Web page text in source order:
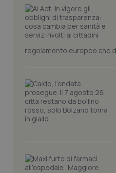
regolamento europeo che